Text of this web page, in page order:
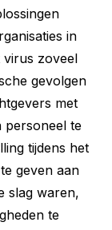
in
virus zoveel
gevolgen
met
personeel te
tijdens het
geven aan
slag waren,
te